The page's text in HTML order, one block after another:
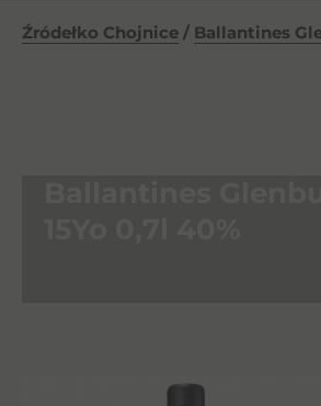
Źródełko Chojnice / Ballantines